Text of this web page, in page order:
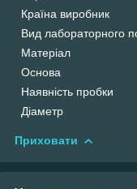
Країна виробник
Вид лабораторного
Матеріал
Основа
Наявність пробки
Діаметр
Приховати